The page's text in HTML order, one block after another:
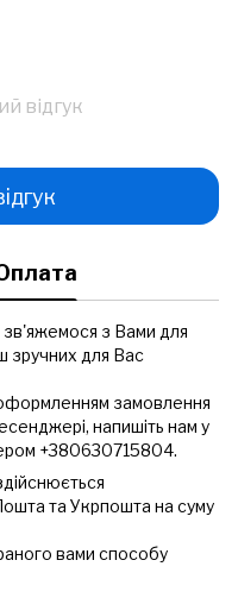
відгук
з Вами для
зручних для Вас
замовлення
напишіть нам у
+380630715804.
та Укрпошта на суму
вами способу